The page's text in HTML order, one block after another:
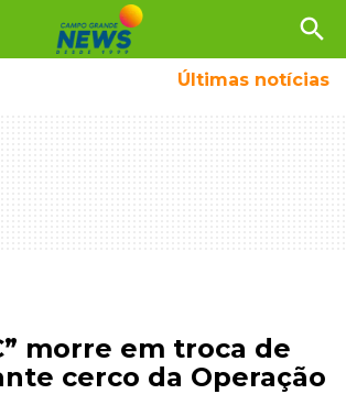
search
Últimas notícias
morre em troca de
cerco da Operação